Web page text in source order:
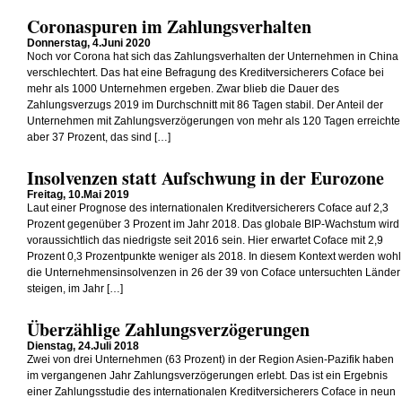
Coronaspuren im Zahlungsverhalten
Donnerstag, 4.Juni 2020
Noch vor Corona hat sich das Zahlungsverhalten der Unternehmen in China
verschlechtert. Das hat eine Befragung des Kreditversicherers Coface bei
mehr als 1000 Unternehmen ergeben. Zwar blieb die Dauer des
Zahlungsverzugs 2019 im Durchschnitt mit 86 Tagen stabil. Der Anteil der
Unternehmen mit Zahlungsverzögerungen von mehr als 120 Tagen erreichte
aber 37 Prozent, das sind […]
Insolvenzen statt Aufschwung in der Eurozone
Freitag, 10.Mai 2019
Laut einer Prognose des internationalen Kreditversicherers Coface auf 2,3
Prozent gegenüber 3 Prozent im Jahr 2018. Das globale BIP-Wachstum wird
voraussichtlich das niedrigste seit 2016 sein. Hier erwartet Coface mit 2,9
Prozent 0,3 Prozentpunkte weniger als 2018. In diesem Kontext werden wohl
die Unternehmensinsolvenzen in 26 der 39 von Coface untersuchten Länder
steigen, im Jahr […]
Überzählige Zahlungsverzögerungen
Dienstag, 24.Juli 2018
Zwei von drei Unternehmen (63 Prozent) in der Region Asien-Pazifik haben
im vergangenen Jahr Zahlungsverzögerungen erlebt. Das ist ein Ergebnis
einer Zahlungsstudie des internationalen Kreditversicherers Coface in neun